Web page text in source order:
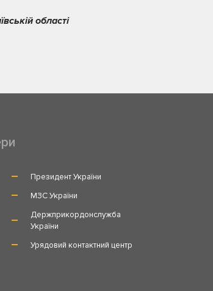
області
Президент України
МЗС України
Держприкордонслужба
України
Урядовий контактний центр